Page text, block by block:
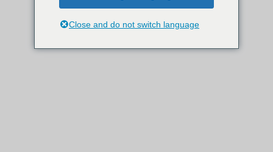
Close and do not switch language